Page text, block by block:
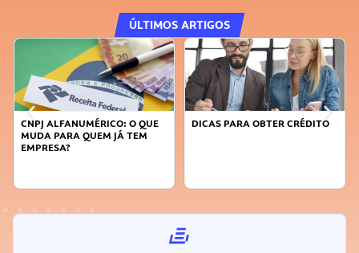
ÚLTIMOS ARTIGOS
CNPJ ALFANUMÉRICO: O QUE
MUDA PARA QUEM JÁ TEM
EMPRESA?
DICAS PARA OBTER CRÉDITO